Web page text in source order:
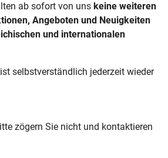
ab sofort von uns keine weiteren
Angeboten und Neuigkeiten
und internationalen
selbstverständlich jederzeit wieder
zögern Sie nicht und kontaktieren